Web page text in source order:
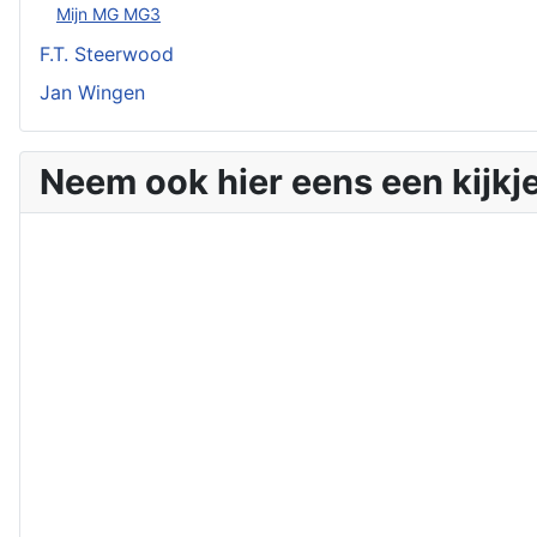
Mijn MG MG3
F.T. Steerwood
Jan Wingen
Neem ook hier eens een